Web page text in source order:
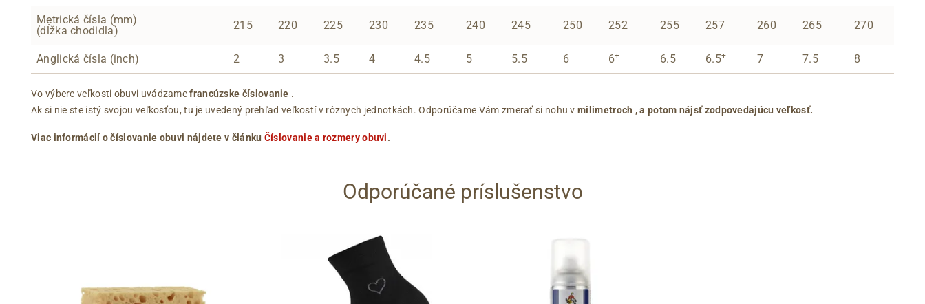
Metrická čísla (mm)
(dĺžka chodidla)
215 220 225 230 235 240 245 250 252 255 257 260 265 270
Anglická čísla (inch) 2 3 3.5 4 4.5 5 5.5 6 6+ 6.5 6.5+ 7 7.5 8
Vo výbere veľkosti obuvi uvádzamefrancúzske číslovanie .
Ak si nie ste istý svojou veľkosťou, tu je uvedený prehľad veľkostí v rôznych jednotkách. Odporúčame Vám zmerať si nohu vmilimetroch , a potom nájsť zodpovedajúcu veľkosť.
Viac informácií o číslovanie obuvi nájdete v článku Číslovanie a rozmery obuvi.
Odporúčané príslušenstvo